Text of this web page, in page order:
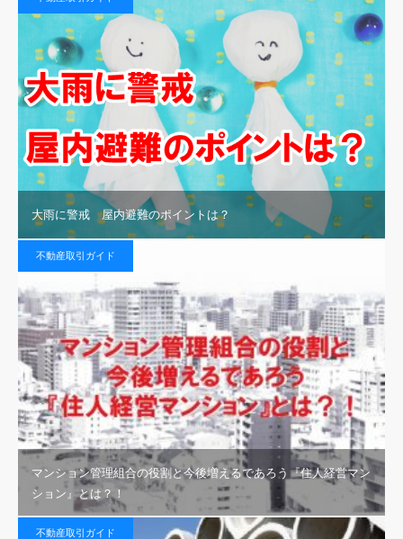
大雨に警戒 屋内避難のポイントは？
不動産取引ガイド
マンション管理組合の役割と今後増えるであろう『住人経営マン
ション』とは？！
不動産取引ガイド